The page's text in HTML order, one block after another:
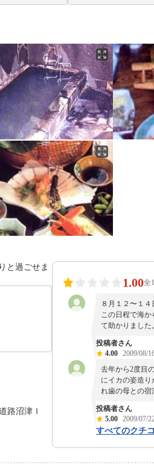
と過ごせま
路沼津Ｉ
1.00全
８月１２〜１４
この日程で海か
て助かりました
投稿者さん
4.00 2009/08/
去年から2度目
にイカの姿造り
れ歯の母との宿
投稿者さん
5.00 2009/07/
すべてのクチ